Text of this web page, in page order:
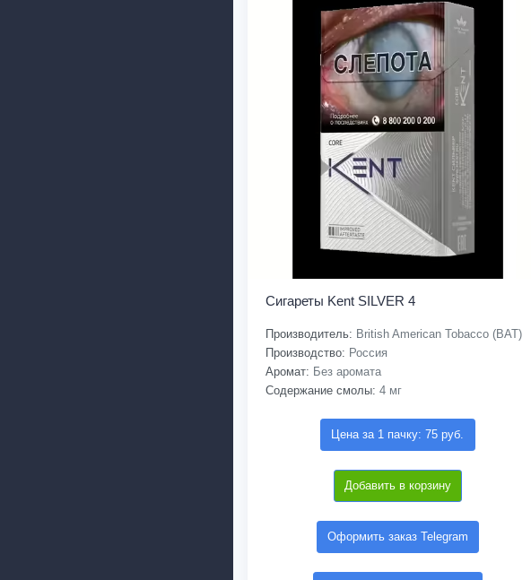
Сигареты Kent SILVER 4
Производитель: British American Tobacco (BAT)
Производство: Россия
Аромат: Без аромата
Содержание смолы: 4 мг
Цена за 1 пачку: 75 руб.
Добавить в корзину
Оформить заказ Telegram